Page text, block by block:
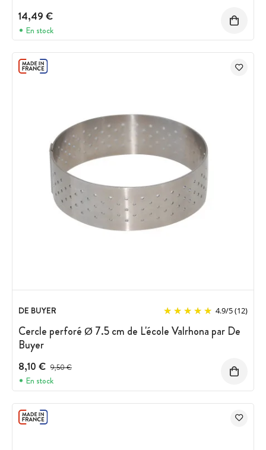
14,49 €
En stock
DE BUYER 4.9/5(12)
Cercle perforé Ø 7.5 cm de L'école Valrhona par De
Buyer
8,10 € Prix avant réduction :
9,50 €
En stock